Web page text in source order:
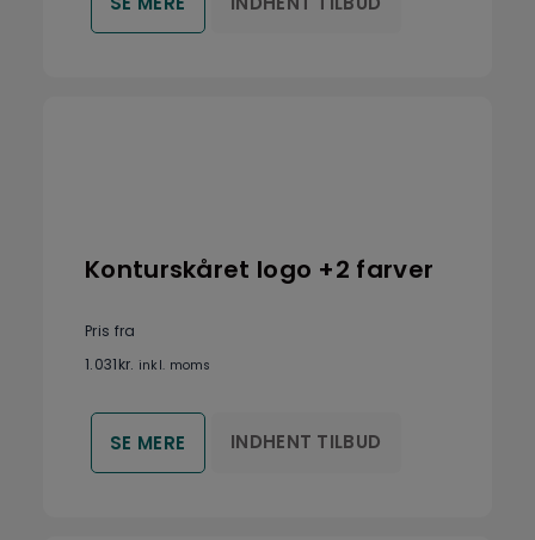
Konturskåret logo +2 farver
Pris fra
1.031kr. inkl. moms
SE MERE INDHENT TILBUD